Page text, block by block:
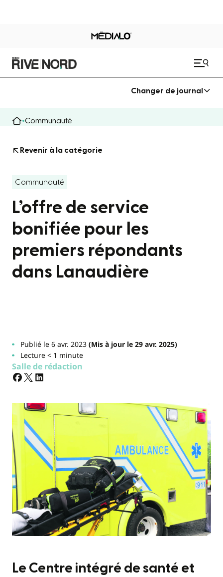
Changer de journal
Communauté
Revenir à la catégorie
Communauté
L’offre de service
bonifiée pour les
premiers répondants
dans Lanaudière
Publié le 6 avr. 2023(Mis à jour le 29 avr. 2025)
Lecture < 1 minute
Salle de rédaction
Le Centre intégré de santé et